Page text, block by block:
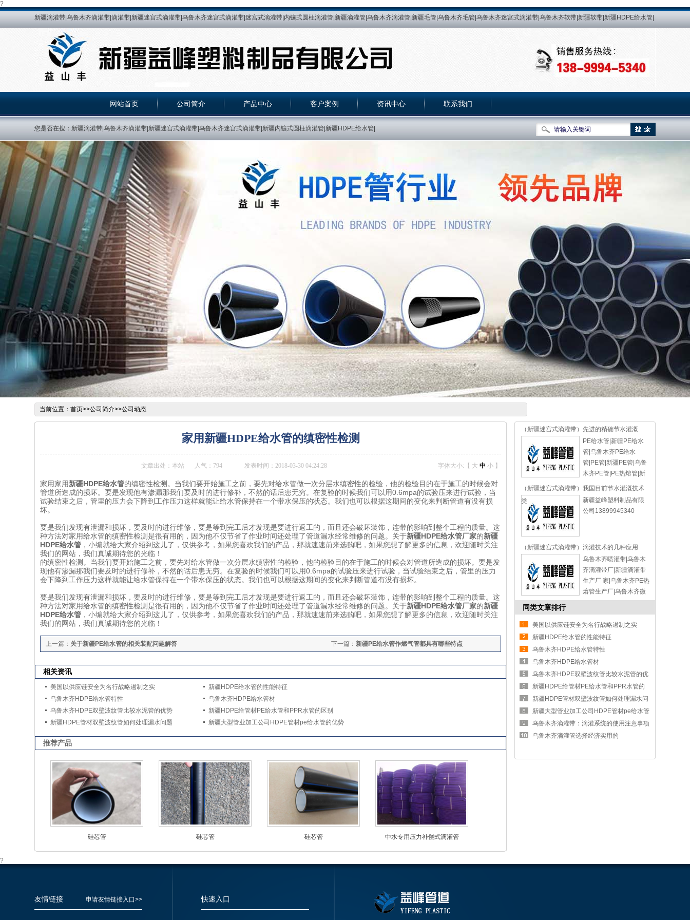
?
新疆滴灌带|乌鲁木齐滴灌带|滴灌带|新疆迷宫式滴灌带|乌鲁木齐迷宫式滴灌带|迷宫式滴灌带|内镶式圆柱滴灌管|新疆滴灌管|乌鲁木齐滴灌管|新疆毛管|乌鲁木齐毛管|乌鲁木齐迷宫式滴灌带|乌鲁木齐软带|新疆软带|新疆HDPE给水管|
乌鲁木齐HDPE给水管|新疆HDPE热熔管|乌鲁木齐HDPE热熔管|新疆微喷带|乌鲁木齐微喷带|微喷带|喷灌带|新疆喷灌带|乌鲁木齐喷灌带|乌鲁木齐滴灌带厂|新疆滴灌带生产厂 家|乌鲁木齐PE热熔管生产厂|乌鲁木齐微喷带生产厂|益
峰管道|新疆益峰塑料制品有限公司|PE给水管|新疆PE给水管|乌鲁木齐PE给水管|PE管|新疆PE管|乌鲁木齐PE管|PE热熔管|新疆PE热熔管|乌鲁木齐PE热熔管||新疆PE给水管|乌鲁木齐PE给水管|PE管|新疆PE管|乌鲁木齐PE管|PE热
熔管|新疆PE热熔管|乌鲁木齐PE热熔管|乌鲁木齐贴片式滴灌带|新疆贴片式滴灌带|乌鲁木齐内镶贴片式滴灌带|新疆内镶贴片式滴灌带|乌鲁木齐压力补偿式滴灌管|新疆压力补偿式滴灌管|乌鲁木齐内镶式压力补偿滴灌管|新疆内镶式
压力补偿滴灌管|新疆紫色滴灌管|乌鲁木齐紫色滴灌管
关于我们 | 网站地图 | 加入收藏
网站首页 公司简介 产品中心 客户案例 资讯中心 联系我们
您是否在搜：新疆滴灌带|乌鲁木齐滴灌带|新疆迷宫式滴灌带|乌鲁木齐迷宫式滴灌带|新疆内镶式圆柱滴灌管|新疆HDPE给水管|
当前位置： 首页>>公司简介>>公司动态
家用新疆HDPE给水管的缜密性检测
文章出处：本站 人气： 794 发表时间：2018-03-30 04:24:28 字体大小:【 大 中 小 】
家用家用新疆HDPE给水管的缜密性检测。当我们要开始施工之前，要先对给水管做一次分层水缜密性的检验，他的检验目的在于施工的时候会对
管道所造成的损坏。要是发现他有渗漏那我们要及时的进行修补，不然的话后患无穷。在复验的时候我们可以用0.6mpa的试验压来进行试验，当
试验结束之后，管里的压力会下降到工作压力这样就能让给水管保持在一个带水保压的状态。我们也可以根据这期间的变化来判断管道有没有损
坏。
要是我们发现有泄漏和损坏，要及时的进行维修，要是等到完工后才发现是要进行返工的，而且还会破坏装饰，连带的影响到整个工程的质量。这
种方法对家用给水管的缜密性检测是很有用的，因为他不仅节省了作业时间还处理了管道漏水经常维修的问题。关于新疆HDPE给水管厂家的新疆
HDPE给水管 ，小编就给大家介绍到这儿了，仅供参考，如果您喜欢我们的产品，那就速速前来选购吧，如果您想了解更多的信息，欢迎随时关注
我们的网站，我们真诚期待您的光临！
的缜密性检测。当我们要开始施工之前，要先对给水管做一次分层水缜密性的检验，他的检验目的在于施工的时候会对管道所造成的损坏。要是发
现他有渗漏那我们要及时的进行修补，不然的话后患无穷。在复验的时候我们可以用0.6mpa的试验压来进行试验，当试验结束之后，管里的压力
会下降到工作压力这样就能让给水管保持在一个带水保压的状态。我们也可以根据这期间的变化来判断管道有没有损坏。
要是我们发现有泄漏和损坏，要及时的进行维修，要是等到完工后才发现是要进行返工的，而且还会破坏装饰，连带的影响到整个工程的质量。这
种方法对家用给水管的缜密性检测是很有用的，因为他不仅节省了作业时间还处理了管道漏水经常维修的问题。关于新疆HDPE给水管厂家的新疆
HDPE给水管 ，小编就给大家介绍到这儿了，仅供参考，如果您喜欢我们的产品，那就速速前来选购吧，如果您想了解更多的信息，欢迎随时关注
我们的网站，我们真诚期待您的光临！
下一篇： 新疆PE给水管作燃气管都具有哪些特点
上一篇： 关于新疆PE给水管的相关装配问题解答
相关资讯
美国以供应链安全为名行战略遏制之实
新疆HDPE给水管的性能特征
乌鲁木齐HDPE给水管特性
乌鲁木齐HDPE给水管材
乌鲁木齐HDPE双壁波纹管比较水泥管的优势
新疆HDPE给管材PE给水管和PPR水管的区别
新疆HDPE管材双壁波纹管如何处理漏水问题
新疆大型管业加工公司HDPE管材pe给水管的优势
推荐产品
硅芯管 硅芯管 硅芯管 中水专用压力补偿式滴灌管
（新疆迷宫式滴灌带）先进的精确节水灌溉
PE给水管|新疆PE给水
管|乌鲁木齐PE给水
管|PE管|新疆PE管|乌鲁
木齐PE管|PE热熔管|新
疆PE热熔管|乌鲁木齐
（新疆迷宫式滴灌带）我国目前节水灌溉技术
类
新疆益峰塑料制品有限
公司13899945340
（新疆迷宫式滴灌带）滴灌技术的几种应用
乌鲁木齐喷灌带|乌鲁木
齐滴灌带厂|新疆滴灌带
生产厂 家|乌鲁木齐PE热
熔管生产厂|乌鲁木齐微
喷带生产厂|益峰管道|新
疆益峰塑料制品有限公
司13899945340
同类文章排行
美国以供应链安全为名行战略遏制之实
新疆HDPE给水管的性能特征
乌鲁木齐HDPE给水管特性
乌鲁木齐HDPE给水管材
乌鲁木齐HDPE双壁波纹管比较水泥管的优
势
新疆HDPE给管材PE给水管和PPR水管的
区别
新疆HDPE管材双壁波纹管如何处理漏水问
题
新疆大型管业加工公司HDPE管材pe给水管
的优势
乌鲁木齐滴灌带：滴灌系统的使用注意事项
有哪
乌鲁木齐滴灌管选择经济实用的
?
友情链接 申请友情链接入口>> 快速入口